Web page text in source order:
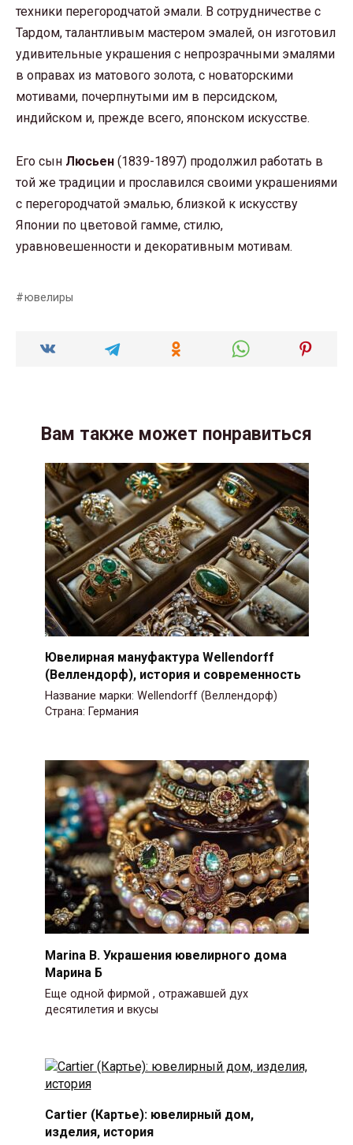
техники перегородчатой эмали. В сотрудничестве с
Тардом, талантливым мастером эмалей, он изготовил
удивительные украшения с непрозрачными эмалями
в оправах из матового золота, с новаторскими
мотивами, почерпнутыми им в персидском,
индийском и, прежде всего, японском искусстве.
Его сын Люсьен (1839-1897) продолжил работать в
той же традиции и прославился своими украшениями
с перегородчатой эмалью, близкой к искусству
Японии по цветовой гамме, стилю,
уравновешенности и декоративным мотивам.
ювелиры
Вам также может понравиться
Ювелирная мануфактура Wellendorff
(Веллендорф), история и современность
Название марки: Wellendorff (Веллендорф)
Страна: Германия
Marina B. Украшения ювелирного дома
Марина Б
Еще одной фирмой , отражавшей дух
десятилетия и вкусы
Cartier (Картье): ювелирный дом,
изделия, история